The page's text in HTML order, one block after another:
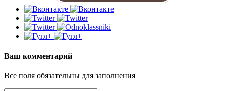
Ваш комментарий
Все поля обязательны для заполнения